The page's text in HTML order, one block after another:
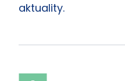
aktuality.